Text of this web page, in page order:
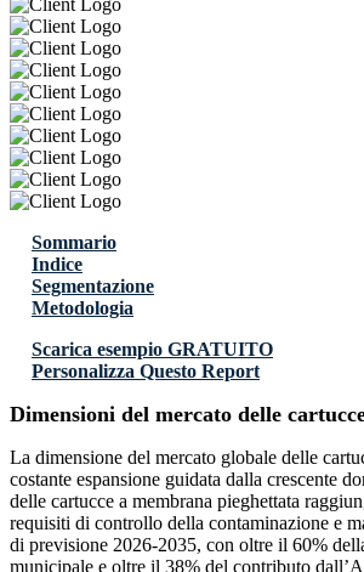
Sommario
Indice
Segmentazione
Metodologia
Scarica esempio GRATUITO
Personalizza Questo Report
Dimensioni del mercato delle
La dimensione del mercato globale delle
costante espansione guidata dalla crescente
delle cartucce a membrana pieghettata
requisiti di controllo della contaminazione e
di previsione 2026-2035, con oltre il 60%
municipale e oltre il 38% del contributo